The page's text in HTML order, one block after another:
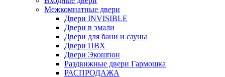
Межкомнатные двери
Двери INVISIBLE
Двери в эмали
Двери для бани и сауны
Двери ПВХ
Двери Экошпон
Раздвижные двери Гармошка
РАСПРОДАЖА